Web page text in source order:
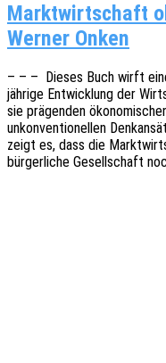
Marktwirtschaft
Werner Onken
– – – Dieses Buch wirft
jähri­­ge Entwick­lung der
sie prägen­den
unkon­ven­tio­nel­len
zeigt es, dass die
bürger­li­che Gesell­schaft